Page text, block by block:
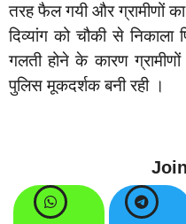
तरह फैल गयी और ग्रामीणों
दिव्यांग को चौकी से
गलती होने के कारण ग्रामीणों
पुलिस मूकदर्शक बनी रही ।